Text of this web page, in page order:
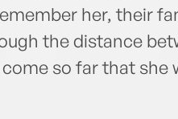
her, their
the distance
so far that